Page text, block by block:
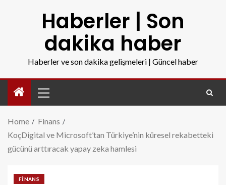
Haberler | Son
dakika haber
Haberler ve son dakika gelişmeleri | Güncel haber
Home
Finans
KoçDigital ve Microsoft’tan Türkiye’nin küresel rekabetteki
gücünü arttıracak yapay zeka hamlesi
FINANS